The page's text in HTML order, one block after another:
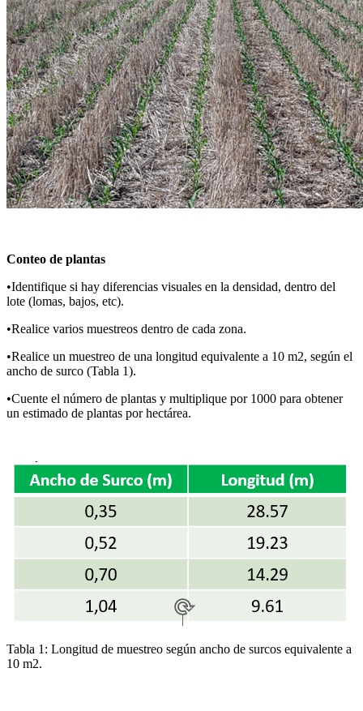
Conteo de plantas
•Identifique si hay diferencias visuales en la densidad, dentro del
lote (lomas, bajos, etc).
•Realice varios muestreos dentro de cada zona.
•Realice un muestreo de una longitud equivalente a 10 m2, según el
ancho de surco (Tabla 1).
•Cuente el número de plantas y multiplique por 1000 para obtener
un estimado de plantas por hectárea.
Tabla 1: Longitud de muestreo según ancho de surcos equivalente a
10 m2.